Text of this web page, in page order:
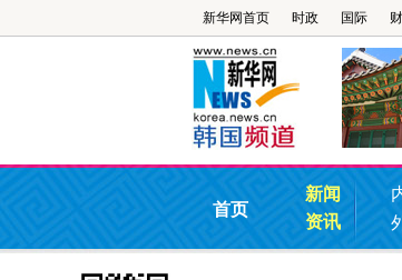
新华网首页 时政 国际
首页
新闻
资讯